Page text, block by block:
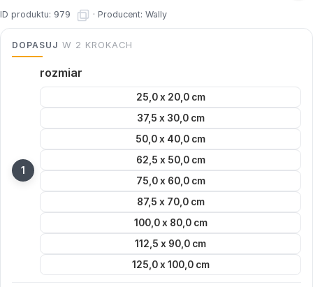
ID produktu: 979 · Producent: Wally
DOPASUJ W 2 KROKACH
rozmiar
25,0 x 20,0 cm
37,5 x 30,0 cm
50,0 x 40,0 cm
62,5 x 50,0 cm
75,0 x 60,0 cm
87,5 x 70,0 cm
100,0 x 80,0 cm
112,5 x 90,0 cm
125,0 x 100,0 cm